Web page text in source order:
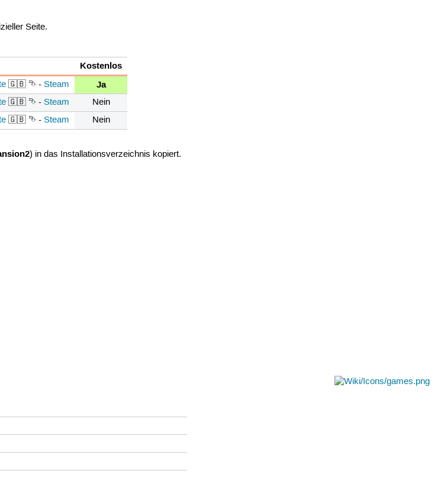
Seite.
Kostenlos
🇬🇧 ⮷ -Steam Ja
🇬🇧 ⮷ -Steam
Nein
🇬🇧 ⮷ -Steam Nein
) in das Installationsverzeichnis kopiert.